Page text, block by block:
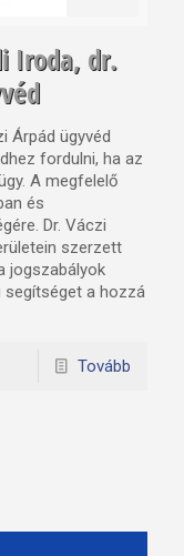
Iroda, dr.
Árpád ügyvéd
fordulni, ha az
A megfelelő
és
Dr. Váczi
szerzett
jogszabályok
a hozzá
Tovább